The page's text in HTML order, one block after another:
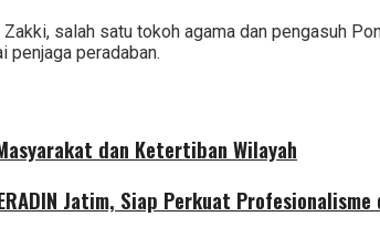
salah satu tokoh agama dan pengasuh
penjaga peradaban.
dan Ketertiban Wilayah
Jatim, Siap Perkuat